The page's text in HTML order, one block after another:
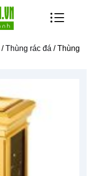
/Thùng rác đá / Thùng